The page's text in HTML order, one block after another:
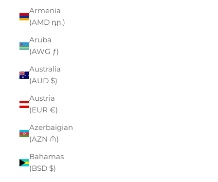
Armenia
(AMD դր.)
Aruba
(AWG ƒ)
Australia
(AUD $)
Austria
(EUR €)
Azerbaigian
(AZN ₼)
Bahamas
(BSD $)